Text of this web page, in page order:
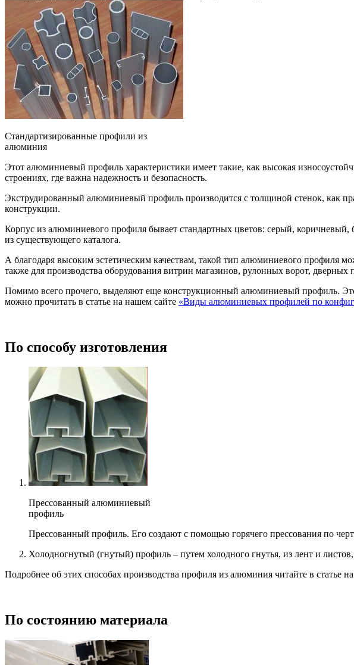
Стандартизированные профили из
алюминия
Этот алюминиевый профиль характеристики имеет такие, как высокая
строениях, где важна надежность и безопасность.
Экструдированный алюминиевый профиль производится с толщиной стенок, как
конструкции.
Корпус из алюминиевого профиля бывает стандартных цветов: серый,
из существующего каталога.
А благодаря высоким эстетическим качествам, такой тип алюминиевого профиля
также для производства оборудования витрин магазинов, рулонных ворот, дверных
Помимо всего прочего, выделяют еще конструкционный алюминиевый профиль.
можно прочитать в статье на нашем сайте «Виды алюминиевых профилей по
По способу изготовления
Прессованный алюминиевый
профиль
Прессованный профиль. Его создают с помощью горячего прессования по
Холодногнутый (гнутый) профиль – путем холодного гнутья, из лент и
Подробнее об этих способах производства профиля из алюминия читайте в статье
По состоянию материала